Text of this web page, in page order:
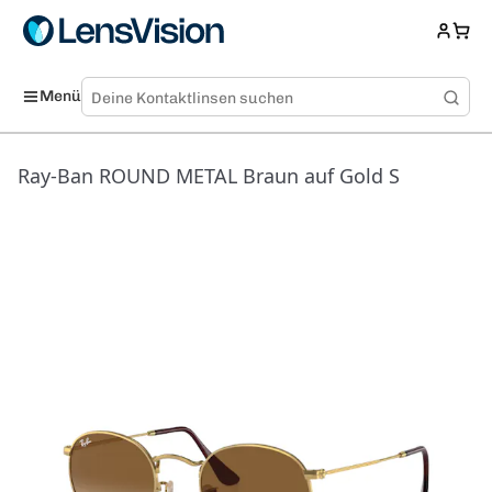
Menü
Ray-Ban ROUND METAL Braun auf Gold S